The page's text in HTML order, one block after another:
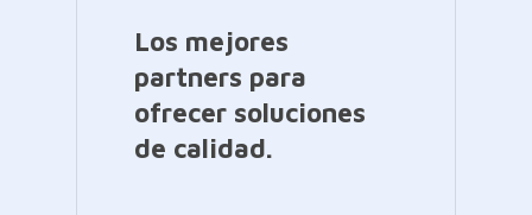
Los mejores
partners para
ofrecer soluciones
de calidad.